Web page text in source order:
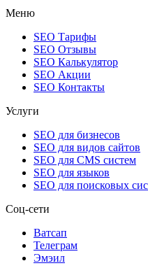
Меню
SEO Тарифы
SEO Отзывы
SEO Калькулятор
SEO Акции
SEO Контакты
Услуги
SEO для бизнесов
SEO для видов сайтов
SEO для CMS систем
SEO для языков
SEO для поисковых
Соц-сети
Ватсап
Телеграм
Эмэил